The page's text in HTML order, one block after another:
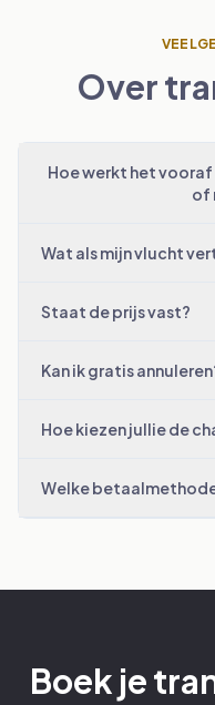
Over
Hoe werkt het vooraf
of
Wat als mijn vlucht
Staat de prijs vast?
Kan ik gratis
Hoe kiezen jullie de
Welke
Boek je